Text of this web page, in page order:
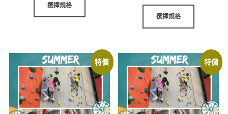
選擇規格
選擇規格
特價 特價